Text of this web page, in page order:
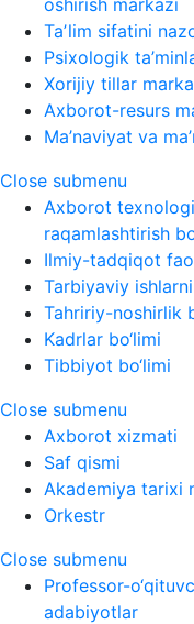
oshirish markazi
Taʼlim sifatini
Psixologik
Xorijiy tillar
Axborot-resurs
Ma’naviyat va
Close submenu
Axborot
raqamlashtirish
Ilmiy-tadqiqot
Tarbiyaviy
Tahririy-noshirlik
Kadrlar bo‘limi
Tibbiyot bo‘limi
Close submenu
Axborot xizmati
Saf qismi
Akademiya tarixi
Orkestr
Close submenu
Professor-
adabiyotlar